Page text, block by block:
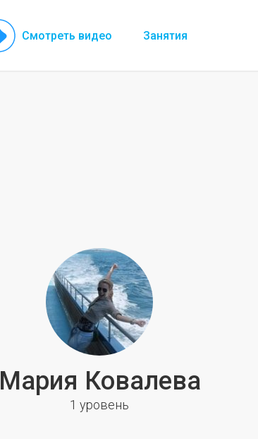
Смотреть видео Занятия
Мария Ковалева
1 уровень